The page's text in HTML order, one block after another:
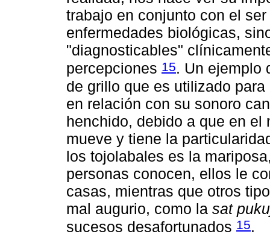
trabajo en conjunto con el
enfermedades biológicas,
"diagnosticables"
percepciones 15. Un ejemplo
de grillo que es utilizado
en relación con su sonoro
henchido, debido a que en
mueve y tiene la
los tojolabales es la
personas conocen, ellos le
casas, mientras que otros
mal augurio, como la sat
sucesos desafortunados 15.